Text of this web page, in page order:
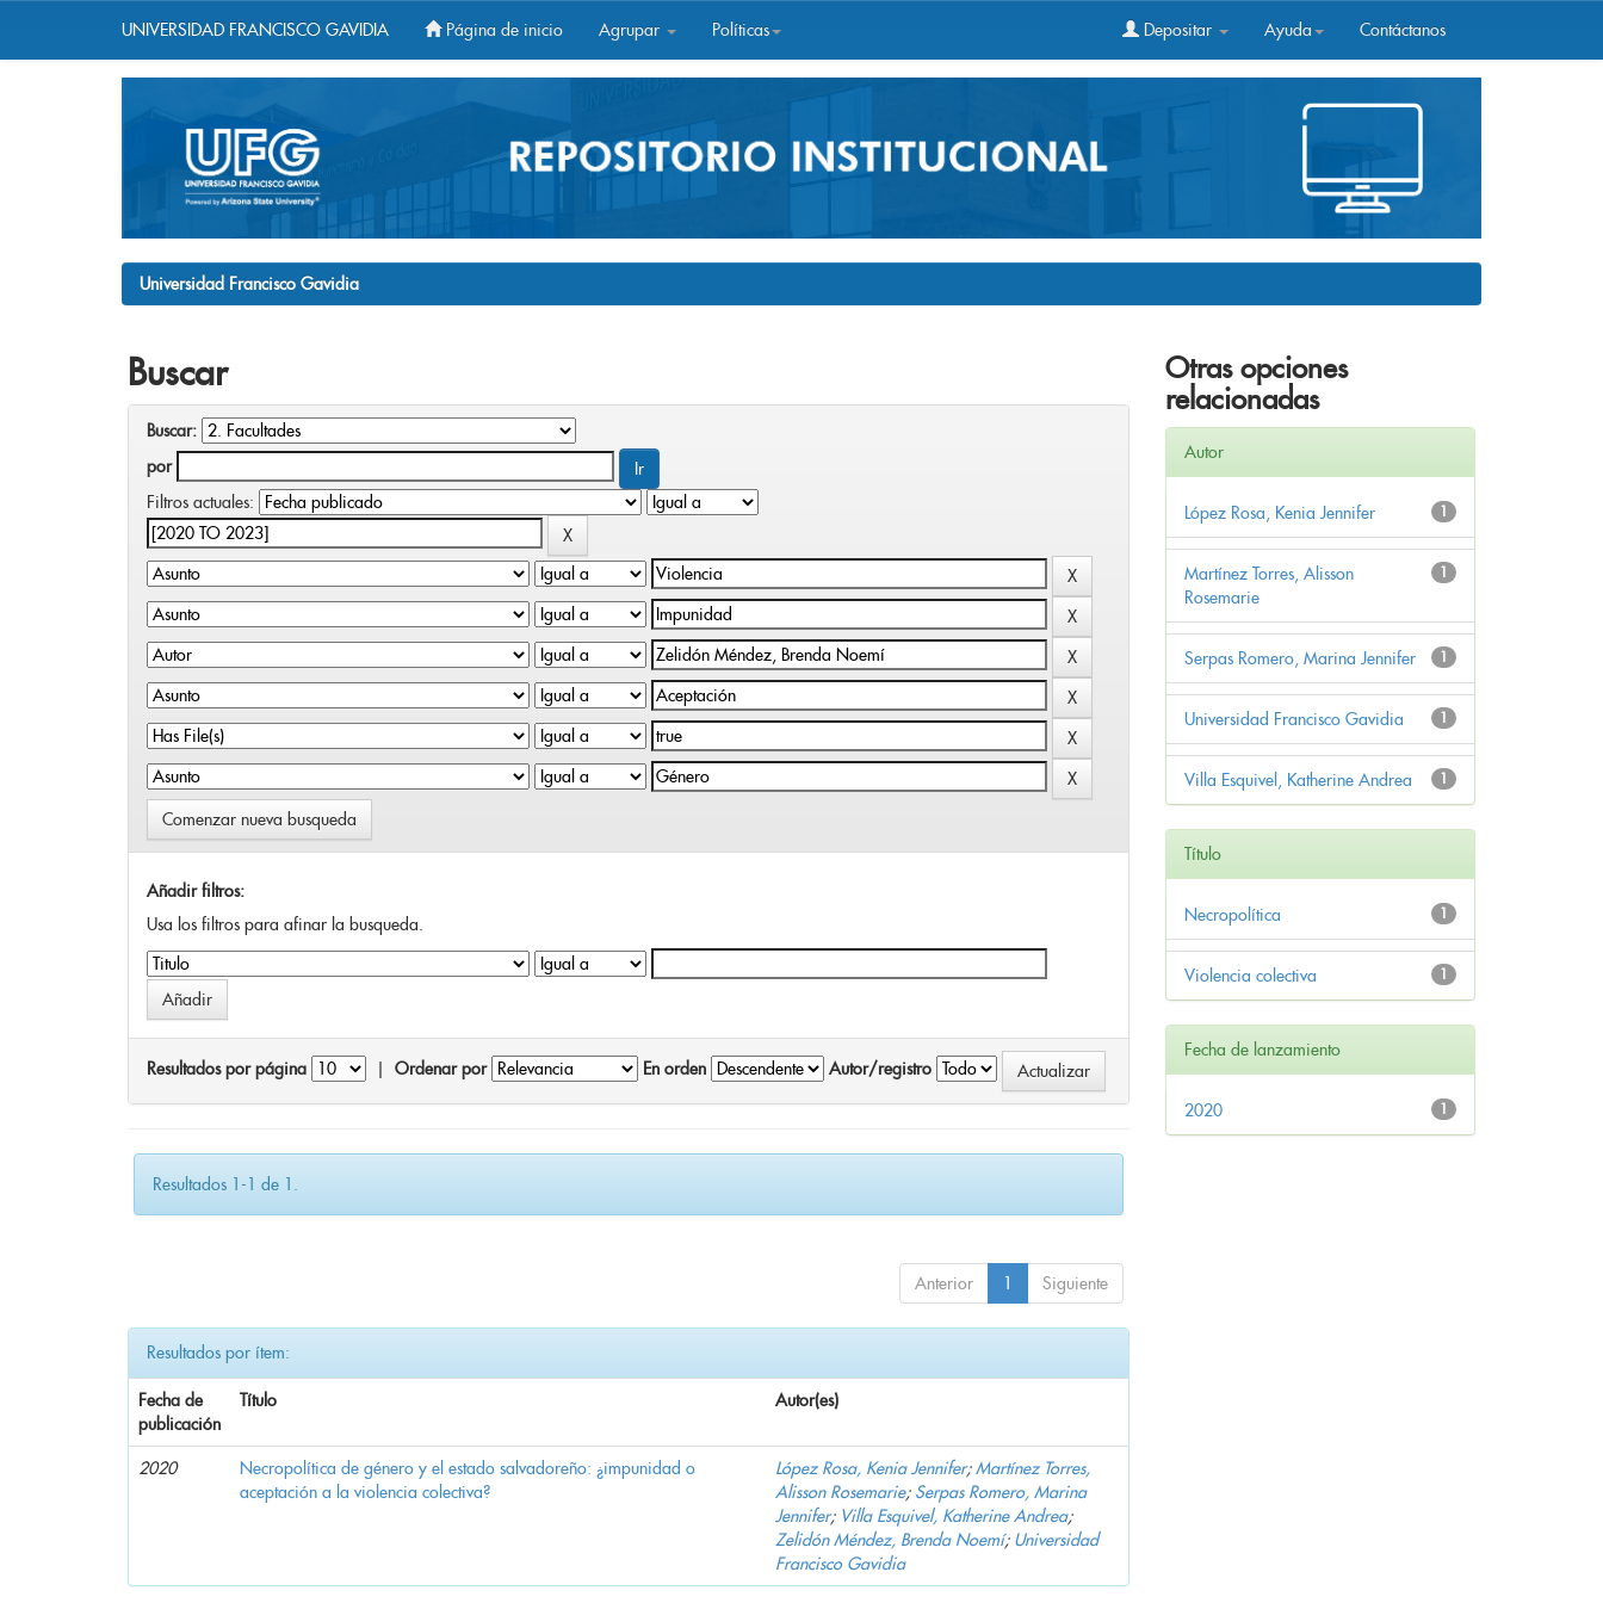
UNIVERSIDAD FRANCISCO GAVIDIA Página de inicio Agrupar Políticas Depositar Ayuda Contáctanos
Universidad Francisco Gavidia
Buscar
Buscar:
por
Filtros actuales:
Comenzar nueva busqueda
Añadir filtros:
Usa los filtros para afinar la busqueda.
Resultados por página Ordenar por En orden Autor/registro
Resultados 1-1 de 1.
Anterior 1 Siguiente
Resultados por ítem:
Fecha de
publicación
Título Autor(es)
2020
Necropolítica de género y el estado salvadoreño: ¿impunidad o
aceptación a la violencia colectiva?
López Rosa, Kenia Jennifer;Martínez Torres,
Alisson Rosemarie; Serpas Romero, Marina
Jennifer; Villa Esquivel, Katherine Andrea;
Zelidón Méndez, Brenda Noemí; Universidad
Francisco Gavidia
Otras opciones
relacionadas
Autor
1
López Rosa, Kenia Jennifer
1
Martínez Torres, Alisson
Rosemarie
1
Serpas Romero, Marina Jennifer
1
Universidad Francisco Gavidia
1
Villa Esquivel, Katherine Andrea
Título
1
Necropolítica
1
Violencia colectiva
Fecha de lanzamiento
1
2020